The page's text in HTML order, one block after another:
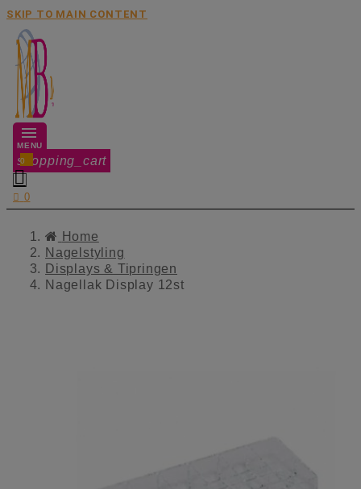
SKIP TO MAIN CONTENT
MENU
shopping_cart
0

 0
Home
Nagelstyling
Displays & Tipringen
Nagellak Display 12st